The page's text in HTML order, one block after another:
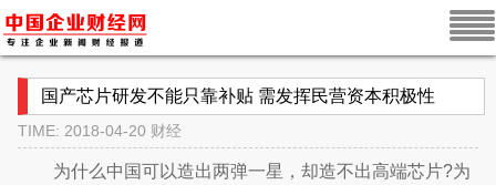
国产芯片研发不能只靠补贴 需发挥民营资本积极性
TIME: 2018-04-20 财经
为什么中国可以造出两弹一星，却造不出高端芯片?为